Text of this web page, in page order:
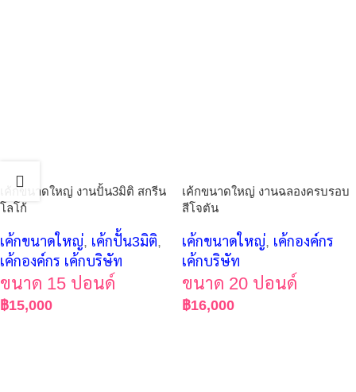
เค้กขนาดใหญ่ งานปั้น3มิติ สกรีน
โลโก้
เค้กขนาดใหญ่, เค้กปั้น3มิติ,
เค้กองค์กร เค้กบริษัท
ขนาด 15 ปอนด์
฿15,000
เค้กขนาดใหญ่ งานฉลองครบรอบ
สีโจตัน
เค้กขนาดใหญ่, เค้กองค์กร
เค้กบริษัท
ขนาด 20 ปอนด์
฿16,000